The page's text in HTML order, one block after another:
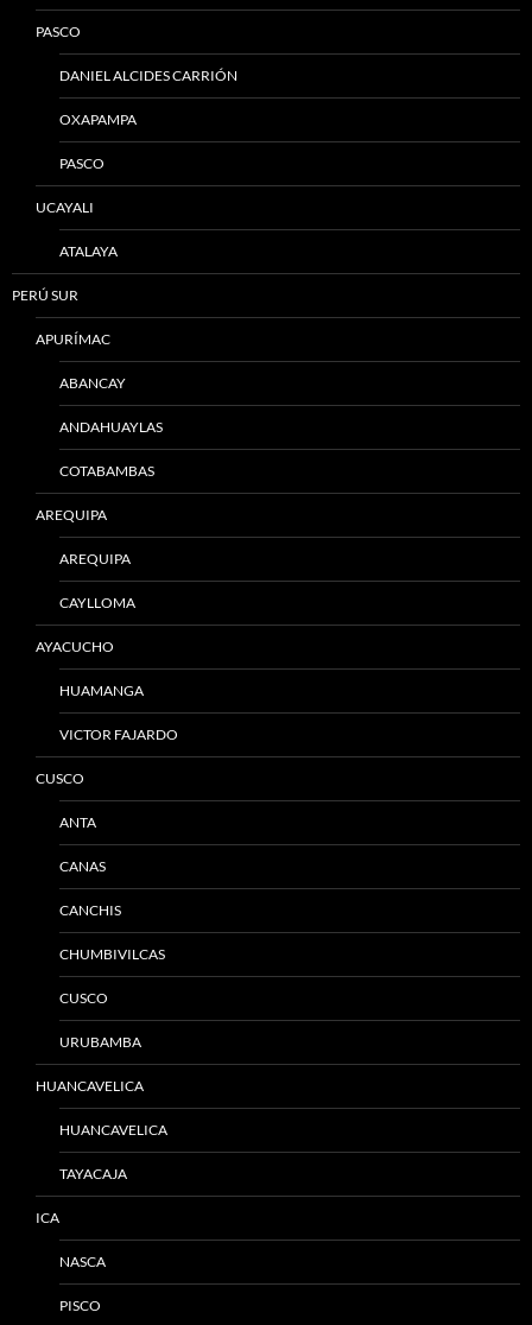
PASCO
DANIEL ALCIDES CARRIÓN
OXAPAMPA
PASCO
UCAYALI
ATALAYA
PERÚ SUR
APURÍMAC
ABANCAY
ANDAHUAYLAS
COTABAMBAS
AREQUIPA
AREQUIPA
CAYLLOMA
AYACUCHO
HUAMANGA
VICTOR FAJARDO
CUSCO
ANTA
CANAS
CANCHIS
CHUMBIVILCAS
CUSCO
URUBAMBA
HUANCAVELICA
HUANCAVELICA
TAYACAJA
ICA
NASCA
PISCO